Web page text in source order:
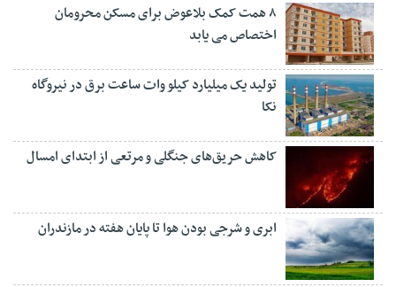
۸ همت کمک بلاعوض برای مسکن محرومان
اختصاص می یابد
تولید یک میلیارد کیلو وات ساعت برق در نیروگاه
نکا
کاهش حریق‌های جنگلی و مرتعی از ابتدای امسال
ابری و شرجی بودن هوا تا پایان هفته در مازندران